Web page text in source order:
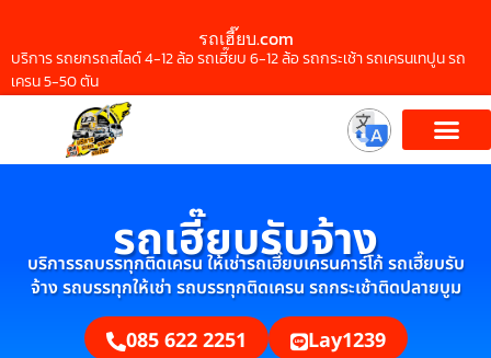
รถเฮี๊ยบ.com
บริการ รถยกรถสไลด์ 4-12 ล้อ รถเฮี๊ยบ 6-12 ล้อ รถกระเช้า รถเครนเทปูน รถ
เครน 5-50 ตัน
รถเฮี๊ยบรับจ้าง
บริการรถบรรทุกติดเครน ให้เช่ารถเฮี๊ยบเครนคาร์โก้ รถเฮี๊ยบรับ
จ้าง รถบรรทุกให้เช่า รถบรรทุกติดเครน รถกระเช้าติดปลายบูม
085 622 2251 Lay1239